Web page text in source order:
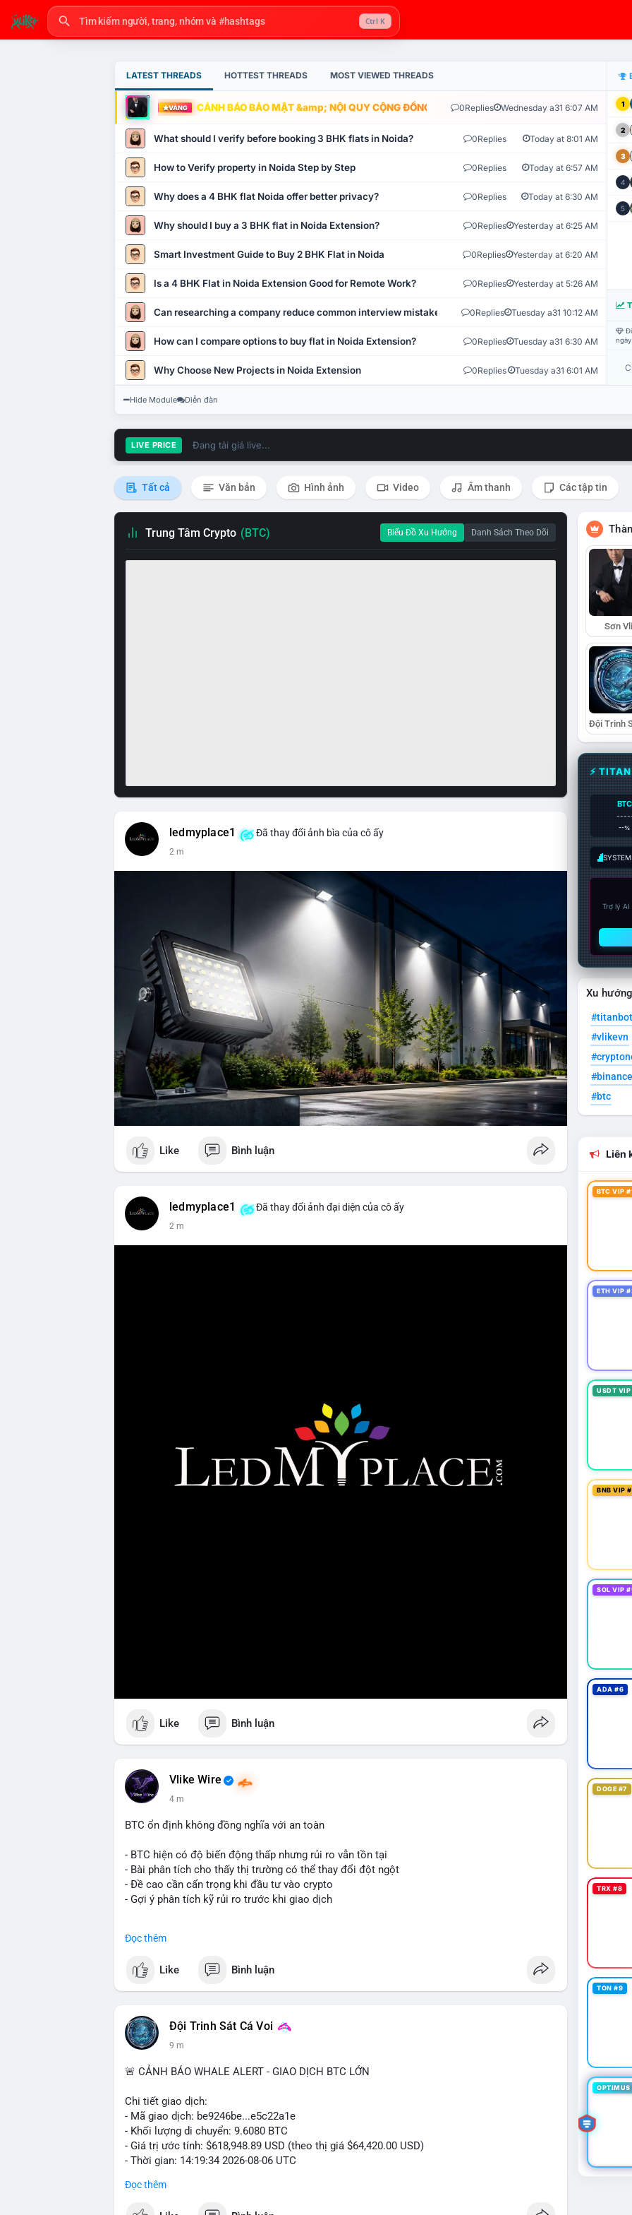
Ctrl K
LATEST THREADS HOTTEST THREADS MOST VIEWED THREADS
VÀNG CẢNH BÁO BẢO MẬT &amp; NỘI QUY CỘNG ĐỒNG VLIKE.VN: HỆ THỐNG GIÁM SÁT TỰ
0Replies Wednesday a31 6:07 AM
What should I verify before booking 3 BHK flats in Noida? 0Replies Today at 8:01 AM
How to Verify property in Noida Step by Step 0Replies Today at 6:57 AM
Why does a 4 BHK flat Noida offer better privacy? 0Replies Today at 6:30 AM
Why should I buy a 3 BHK flat in Noida Extension? 0Replies Yesterday at 6:25 AM
Smart Investment Guide to Buy 2 BHK Flat in Noida 0Replies Yesterday at 6:20 AM
Is a 4 BHK Flat in Noida Extension Good for Remote Work? 0Replies Yesterday at 5:26 AM
Can researching a company reduce common interview mistakes? 0Replies Tuesday a31 10:12 AM
How can I compare options to buy flat in Noida Extension? 0Replies Tuesday a31 6:30 AM
Why Choose New Projects in Noida Extension 0Replies Tuesday a31 6:01 AM
1
2
3
4
5
Hide Module Diễn đàn
LIVE PRICE Đang tải giá live...
Tất cả Văn bản Hình ảnh Video Âm thanh Các tập tin
Trung Tâm Crypto (BTC) Biểu Đồ Xu Hướng Danh Sách Theo Dõi
ledmyplace1 Đã thay đổi ảnh bìa của cô ấy
2 m
Like Bình luận
ledmyplace1 Đã thay đổi ảnh đại diện của cô ấy
2 m
Like Bình luận
Vlike Wire
5 m
BTC ổn định không đồng nghĩa với an toàn
- BTC hiện có độ biến động thấp nhưng rủi ro vẫn tồn tại
- Bài phân tích cho thấy thị trường có thể thay đổi đột ngột
- Đề cao cần cẩn trọng khi đầu tư vào crypto
- Gợi ý phân tích kỹ rủi ro trước khi giao dịch
#vlikevn #titanbot
📰 Nguồn: CoinDesk
Đọc thêm
Like Bình luận
Đội Trinh Sát Cá Voi
9 m
🚨 CẢNH BÁO WHALE ALERT - GIAO DỊCH BTC LỚN
Chi tiết giao dịch:
- Mã giao dịch: be9246be...e5c22a1e
- Khối lượng di chuyển: 9.6080 BTC
- Giá trị ước tính: $618,948.89 USD (theo thị giá $64,420.00 USD)
- Thời gian: 14:19:34 2026-08-06 UTC
Nhận định phân tích hành vi của Cá voi dựa trên giao dịch này: Khối lượng 9.608 BTC, tương
Đọc thêm
Sơn
⚡
BTC
--%
Trợ lý
Xu
#titanbot
#vlikevn
#btc
Liên
BTC VIP
ETH VIP
USDT
BNB VIP
SOL VIP
ADA #6
DOGE #7
TRX #8
TON #9
OPTIMUS